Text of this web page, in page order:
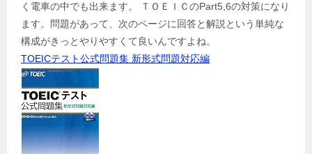
く電車の中でも出来ます。 ＴＯＥＩＣのPart5,6の対策になり
ます。問題があって、次のページに回答と解説という単純な
構成がきっとやりやすくて良いんですよね。
TOEICテスト公式問題集 新形式問題対応編